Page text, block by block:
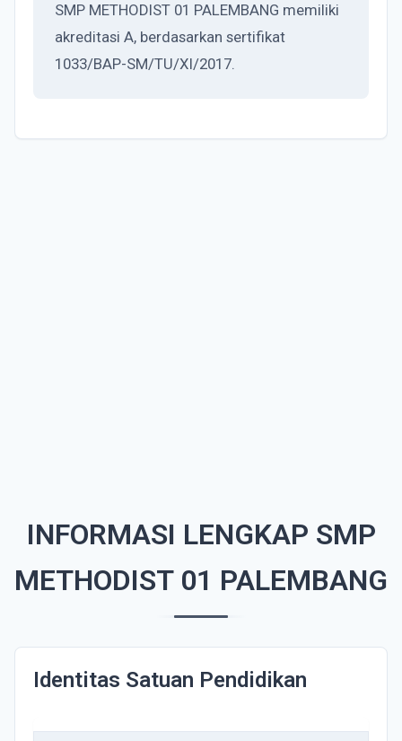
SMP METHODIST 01 PALEMBANG memiliki
akreditasi A, berdasarkan sertifikat
1033/BAP-SM/TU/XI/2017.
INFORMASI LENGKAP SMP
METHODIST 01 PALEMBANG
Identitas Satuan Pendidikan